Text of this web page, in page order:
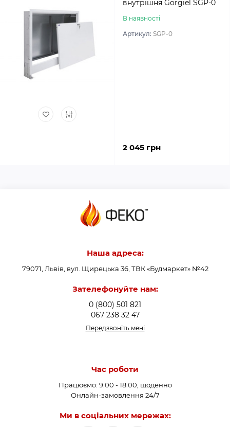
внутрішня Gorgiel SGP-0
В наявності
Артикул: SGP-0
2 045 грн
Наша адреса:
79071, Львів, вул. Щирецька 36, ТВК «Будмаркет» №42
Зателефонуйте нам:
0 (800) 501 821
067 238 32 47
Передзвоніть мені
Час роботи
Працюємо: 9:00 - 18:00, щоденно
Онлайн-замовлення 24/7
Ми в соціальних мережах: